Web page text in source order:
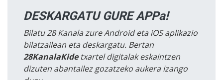
DESKARGATU GURE APPa!
Bilatu 28 Kanala zure Android eta iOS aplikazio
bilatzailean eta deskargatu. Bertan
28KanalaKidetxartel digitalak eskaintzen
dizuten abantailez gozatzeko aukera izango